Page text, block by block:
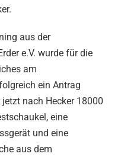
aus der
e.V. wurde für die
am
ein Antrag
nach Hecker 18000
eine
und eine
aus dem